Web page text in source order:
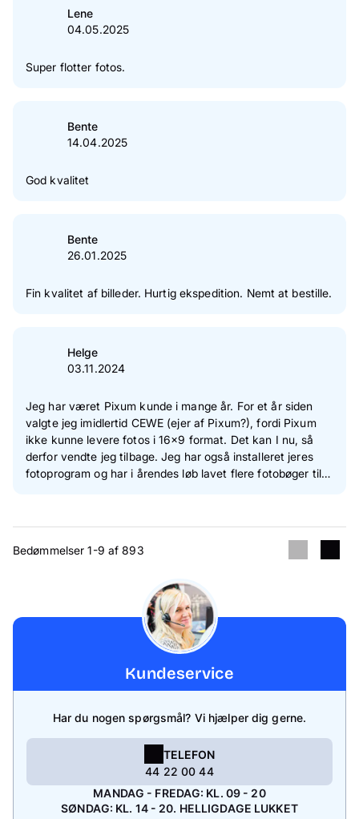
Lene
04.05.2025
Super flotter fotos.
Bente
14.04.2025
God kvalitet
Bente
26.01.2025
Fin kvalitet af billeder. Hurtig ekspedition. Nemt at bestille.
Helge
03.11.2024
Jeg har været Pixum kunde i mange år. For et år siden
valgte jeg imidlertid CEWE (ejer af Pixum?), fordi Pixum
ikke kunne levere fotos i 16x9 format. Det kan I nu, så
derfor vendte jeg tilbage. Jeg har også installeret jeres
fotoprogram og har i årendes løb lavet flere fotobøger til
Bedømmelser 1-9 af 893
Kundeservice
Har du nogen spørgsmål? Vi hjælper dig gerne.
TELEFON
44 22 00 44
MANDAG - FREDAG: KL. 09 - 20
SØNDAG: KL. 14 - 20. HELLIGDAGE LUKKET